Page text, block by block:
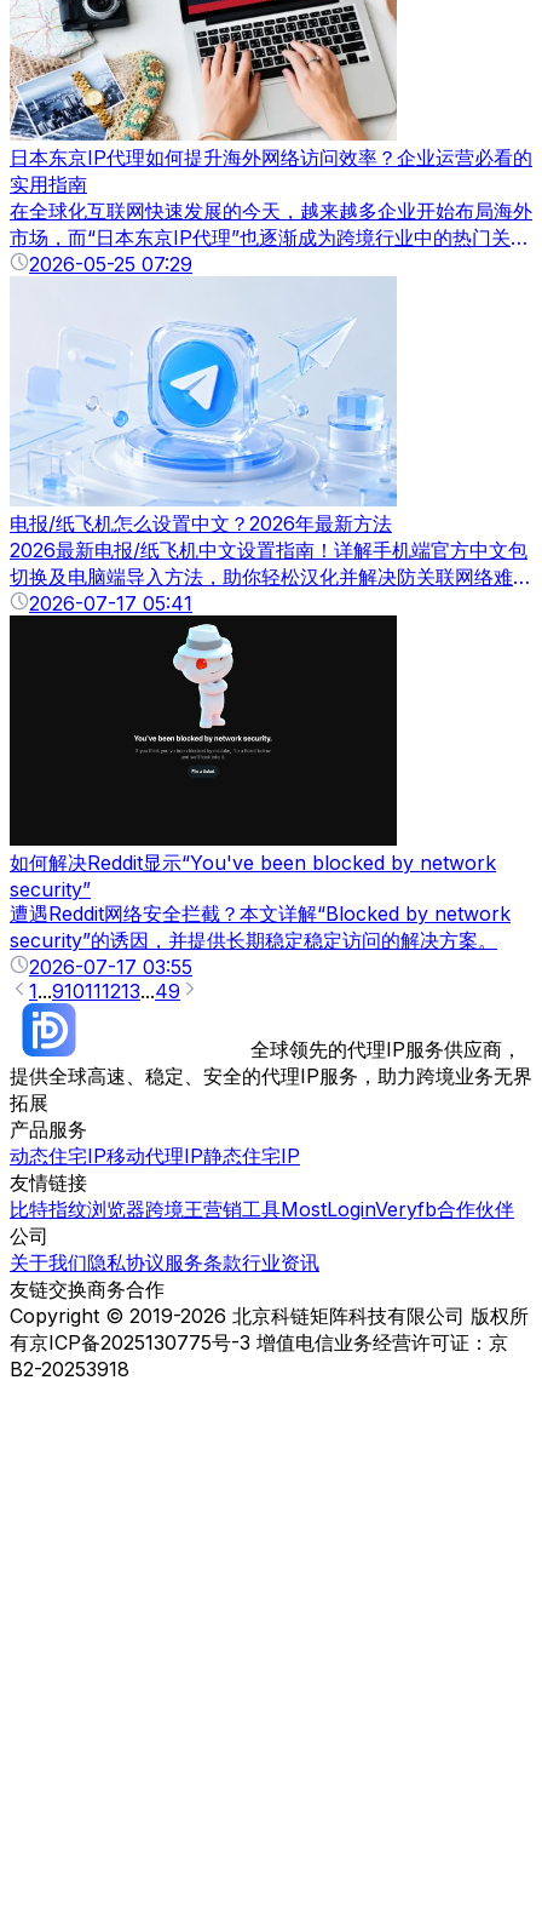
日本东京IP代理如何提升海外网络访问效率？企业运营必看的
实用指南
在全球化互联网快速发展的今天，越来越多企业开始布局海外
市场，而“日本东京IP代理”也逐渐成为跨境行业中的热门关键
词。无论是跨境电商、海外社媒运营，还是数据采集、广告投
环境。尤其是东京作为日本核心互联网节点，其IP资源质量
高、线路稳定，因此受到大量用户关注。那么，日本东京IP代
理到底有哪些优势？又该如何选择稳定可靠的代理服务？本文
将为你详细解析。
2026-05-25 07:29
电报/纸飞机怎么设置中文？2026年最新方法
2026最新电报/纸飞机中文设置指南！详解手机端官方中文包
切换及电脑端导入方法，助你轻松汉化并解决防关联网络难
题。2026-07-17 05:41
如何解决Reddit显示“You've been blocked by network
security”
遭遇Reddit网络安全拦截？本文详解“Blocked by network
security”的诱因，并提供长期稳定稳定访问的解决方案。
2026-07-17 03:55
1...910111213...49
全球领先的代理IP服务供应商，
提供全球高速、稳定、安全的代理IP服务，助力跨境业务无界
拓展
产品服务
动态住宅IP移动代理IP静态住宅IP
友情链接
比特指纹浏览器跨境王营销工具MostLoginVeryfb合作伙伴
公司
关于我们隐私协议服务条款行业资讯
友链交换商务合作
Copyright © 2019-2026 北京科链矩阵科技有限公司 版权所
有京ICP备2025130775号-3 增值电信业务经营许可证：京
B2-20253918